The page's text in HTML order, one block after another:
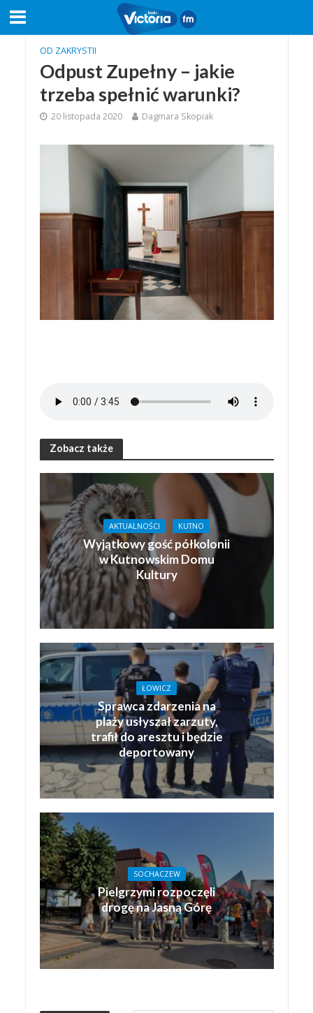
OD ZAKRYSTII
Odpust Zupełny – jakie
trzeba spełnić warunki?
20 listopada 2020 Dagmara Skopiak
Zobacz także
AKTUALNOŚCI KUTNO
Wyjątkowy gość półkolonii
w Kutnowskim Domu
Kultury
ŁOWICZ
Sprawca zdarzenia na
plaży usłyszał zarzuty,
trafił do aresztu i będzie
deportowany
SOCHACZEW
Pielgrzymi rozpoczęli
drogę na Jasną Górę